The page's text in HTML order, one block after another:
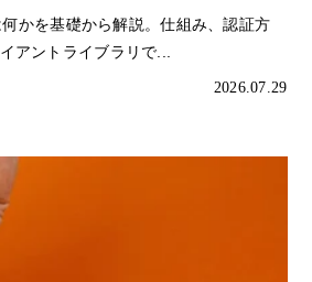
かを基礎から解説。仕組み、認証方
アントライブラリで...
2026.07.29